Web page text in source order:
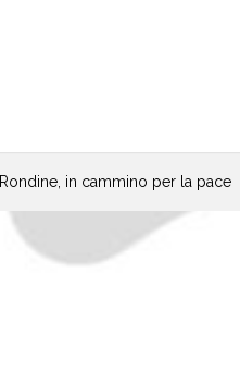
Rondine, in cammino per la pace